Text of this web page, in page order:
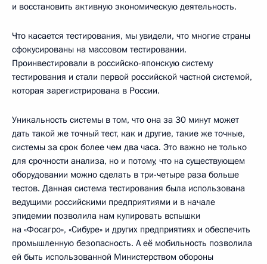
и восстановить активную экономическую деятельность.
Что касается тестирования, мы увидели, что многие страны
сфокусированы на массовом тестировании.
Проинвестировали в российско-японскую систему
тестирования и стали первой российской частной системой,
которая зарегистрирована в России.
Уникальность системы в том, что она за 30 минут может
дать такой же точный тест, как и другие, такие же точные,
системы за срок более чем два часа. Это важно не только
для срочности анализа, но и потому, что на существующем
оборудовании можно сделать в три-четыре раза больше
тестов. Данная система тестирования была использована
ведущими российскими предприятиями и в начале
эпидемии позволила нам купировать вспышки
на «Фосагро», «Сибуре» и других предприятиях и обеспечить
промышленную безопасность. А её мобильность позволила
ей быть использованной Министерством обороны